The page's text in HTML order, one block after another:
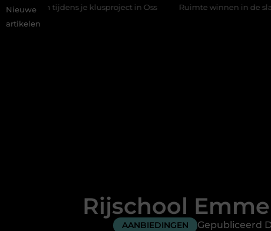
Nieuwe
artikelen
je klusproject in Oss Ruimte winnen in de slaapkamer
Rijschool
AANBIEDINGEN Gepubliceerd